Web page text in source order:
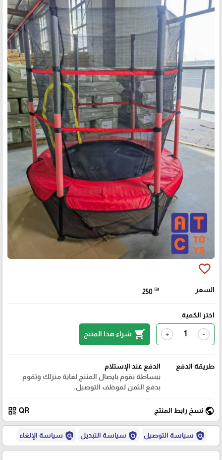
favorite_border
السعر 250 ₪
اختر الكمية
-
+
shopping_cart شراء هذا المنتج
طريقة الدفع
الدفع عند الإستلام
ببساطة نقوم بايصال المنتج لغاية منزلك وتقوم
بدفع الثمن لموظف التوصيل.
public نسخ رابط المنتج QR
qr_code
policy سياسة التوصيل policy سياسة التبديل policy سياسة الإلغاء